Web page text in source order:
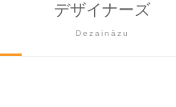
デザイナーズ
Dezaināzu